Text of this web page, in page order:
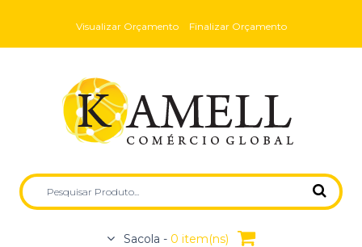
Visualizar Orçamento Finalizar Orçamento
Sacola - 0 item(ns)